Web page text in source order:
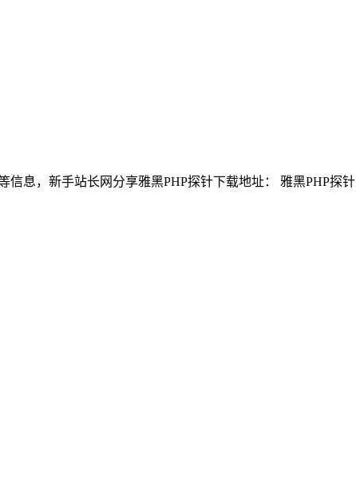
息，新手站长网分享雅黑PHP探针下载地址： 雅黑PHP探